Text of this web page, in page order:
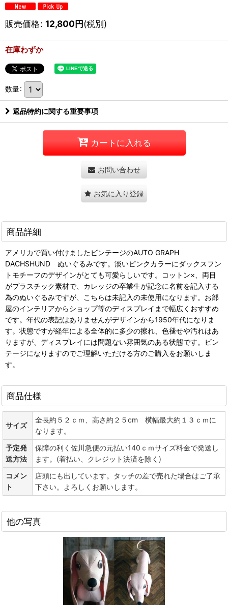
販売価格: 12,800円(税別)
在庫わずか
数量:
返品特約に関する重要事項
カートに入れる
お問い合わせ
お気に入り登録
商品詳細
アメリカで買い付けましたビンテージのAUTO GRAPH
DACHSHUND ぬいぐるみです。淡いピンクカラーにダックスフン
トモチーフのデザインがとても可愛らしいです。コットン×、両目
がプラスチック素材で、カレッジの卒業生が記念に名前を記入する
為のぬいぐるみですが、こちらは未記入の未使用になります。お部
屋のインテリアからショップ等のディスプレイまで幅広くおすすめ
です。年代の表記はありませんがデザインから1950年代になりま
す。状態ですが経年による全体的に多少の擦れ、色褪せや汚れはあ
りますが、ディスプレイには問題ない雰囲気のある状態です。ビン
テージになりますのでご理解いただける方のご購入をお願いしま
す。
商品仕様
サイズ
全長約５２ｃｍ、高さ約２５cm 横幅最大約１３ｃｍに
なります。
予定発
送方法
保障の利く佐川急便の元払い140ｃｍサイズ料金で発送し
ます。(着払い、クレジット決済を除く)
コメン
ト
店頭にも出しています。タッチの差で売れた場合はご了承
下さい。よろしくお願いします。
他の写真